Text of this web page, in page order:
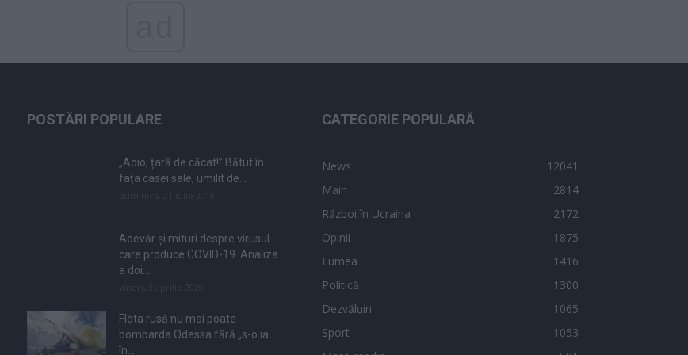
POSTĂRI POPULARE
„Adio, țară de căcat!” Bătut în
fața casei sale, umilit de...
Adevăr și mituri despre virusul
care produce COVID-19. Analiza
a doi...
Flota rusă nu mai poate
bombarda Odessa fără „s-o ia
în...
CATEGORIE POPULARĂ
News
12041
Main
2814
Război în Ucraina
2172
Opinii
1875
Lumea
1416
Politică
1300
Dezvăluiri
1065
Sport
1053